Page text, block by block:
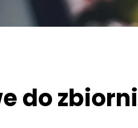
do